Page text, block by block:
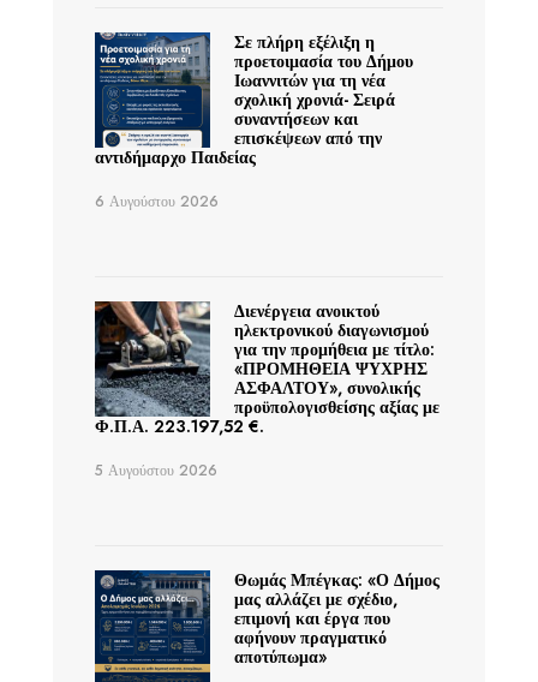
Σε πλήρη εξέλιξη η
προετοιμασία του Δήμου
Ιωαννιτών για τη νέα
σχολική χρονιά- Σειρά
συναντήσεων και
επισκέψεων από την
αντιδήμαρχο Παιδείας
6 Αυγούστου 2026
Διενέργεια ανοικτού
ηλεκτρονικού διαγωνισμού
για την προμήθεια με τίτλο:
«ΠΡΟΜΗΘΕΙΑ ΨΥΧΡΗΣ
ΑΣΦΑΛΤΟΥ», συνολικής
προϋπολογισθείσης αξίας με
Φ.Π.Α. 223.197,52 €.
5 Αυγούστου 2026
Θωμάς Μπέγκας: «Ο Δήμος
μας αλλάζει με σχέδιο,
επιμονή και έργα που
αφήνουν πραγματικό
αποτύπωμα»